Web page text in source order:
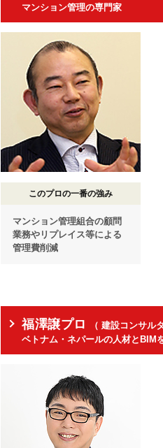
マンション管理の専門家
このプロの一番の強み
マンション管理組合の顧問
業務やリプレイス等による
管理費削減
福澤譲プロ
（ 建設コンサル
ベトナム・ネパールの人材とBIM